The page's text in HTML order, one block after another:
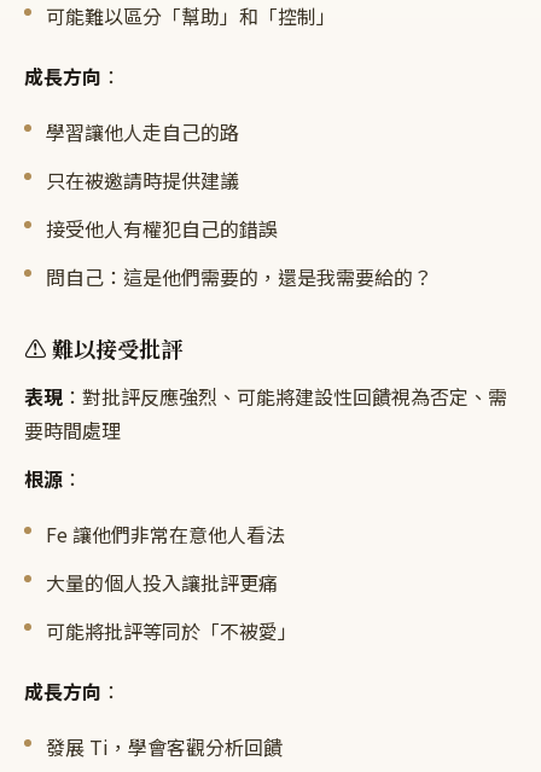
可能難以區分「幫助」和「控制」
成長方向 ：
學習讓他人走自己的路
只在被邀請時提供建議
接受他人有權犯自己的錯誤
問自己：這是他們需要的，還是我需要給的？
⚠️ 難以接受批評
表現 ：對批評反應強烈、可能將建設性回饋視為否定、需
要時間處理
根源 ：
Fe 讓他們非常在意他人看法
大量的個人投入讓批評更痛
可能將批評等同於「不被愛」
成長方向 ：
發展 Ti，學會客觀分析回饋